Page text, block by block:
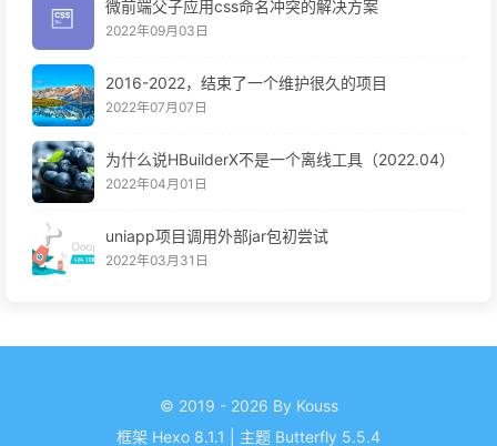
微前端父子应用css命名冲突的解决方案
2022年09月03日
2016-2022，结束了一个维护很久的项目
2022年07月07日
为什么说HBuilderX不是一个离线工具（2022.04）
2022年04月01日
uniapp项目调用外部jar包初尝试
2022年03月31日
© 2019 - 2026 By Kouss
框架 Hexo 8.1.1 主题 Butterfly 5.5.4